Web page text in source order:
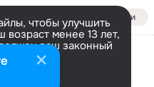
Войти
чтобы улучшить
возраст менее 13 лет,
ваш законный
из тех